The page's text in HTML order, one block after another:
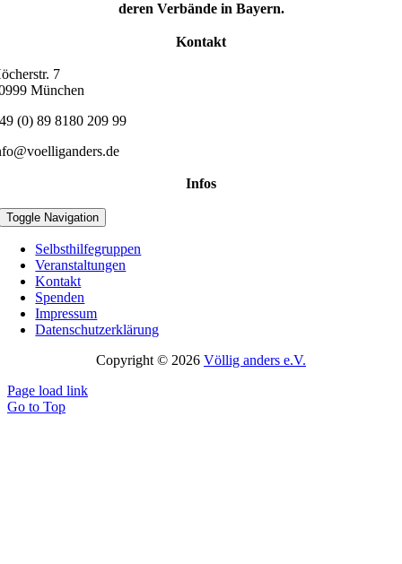
deren Verbände in Bayern.
Kontakt
7
München
(0) 89 8180 209 99
Infos
Toggle Navigation
Selbsthilfegruppen
Veranstaltungen
Kontakt
Spenden
Impressum
Datenschutzerklärung
Copyright © 2026 Völlig anders e.V.
Page load link
Go to Top